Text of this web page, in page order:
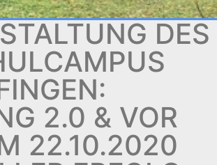
DES
2.0 & VOR
22.10.2020